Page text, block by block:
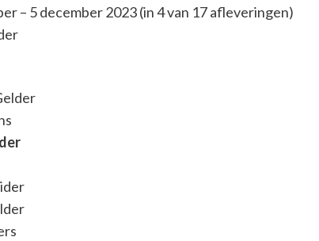
– 5 december 2023 (in 4 van 17 afleveringen)